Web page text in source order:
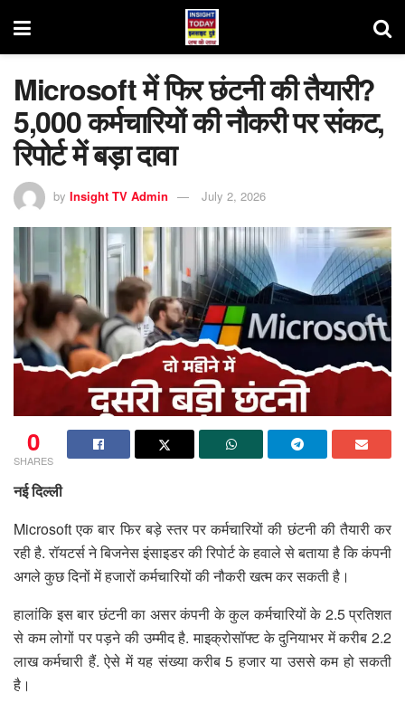
Microsoft में फिर छंटनी की तैयारी?
5,000 कर्मचारियों की नौकरी पर संकट,
रिपोर्ट में बड़ा दावा
by Insight TV Admin July 2, 2026
0
SHARES
नई दिल्ली
Microsoft एक बार फिर बड़े स्तर पर कर्मचारियों की छंटनी की तैयारी कर
रही है. रॉयटर्स ने बिजनेस इंसाइडर की रिपोर्ट के हवाले से बताया है कि कंपनी
अगले कुछ दिनों में हजारों कर्मचारियों की नौकरी खत्म कर सकती है।
हालांकि इस बार छंटनी का असर कंपनी के कुल कर्मचारियों के 2.5 प्रतिशत
से कम लोगों पर पड़ने की उम्मीद है. माइक्रोसॉफ्ट के दुनियाभर में करीब 2.2
लाख कर्मचारी हैं. ऐसे में यह संख्या करीब 5 हजार या उससे कम हो सकती
है।